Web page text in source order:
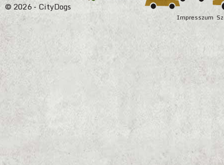
Impresszum
© 2026 - CityDogs